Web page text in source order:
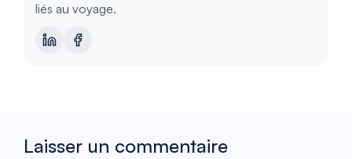
liés au voyage.
Laisser un commentaire